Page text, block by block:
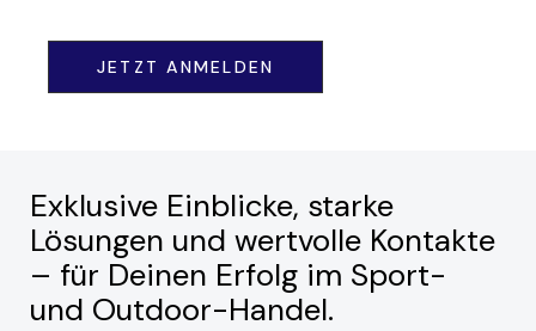
Exklusive Einblicke, starke
Lösungen und wertvolle Kontakte
– für Deinen Erfolg im Sport-
und Outdoor-Handel.